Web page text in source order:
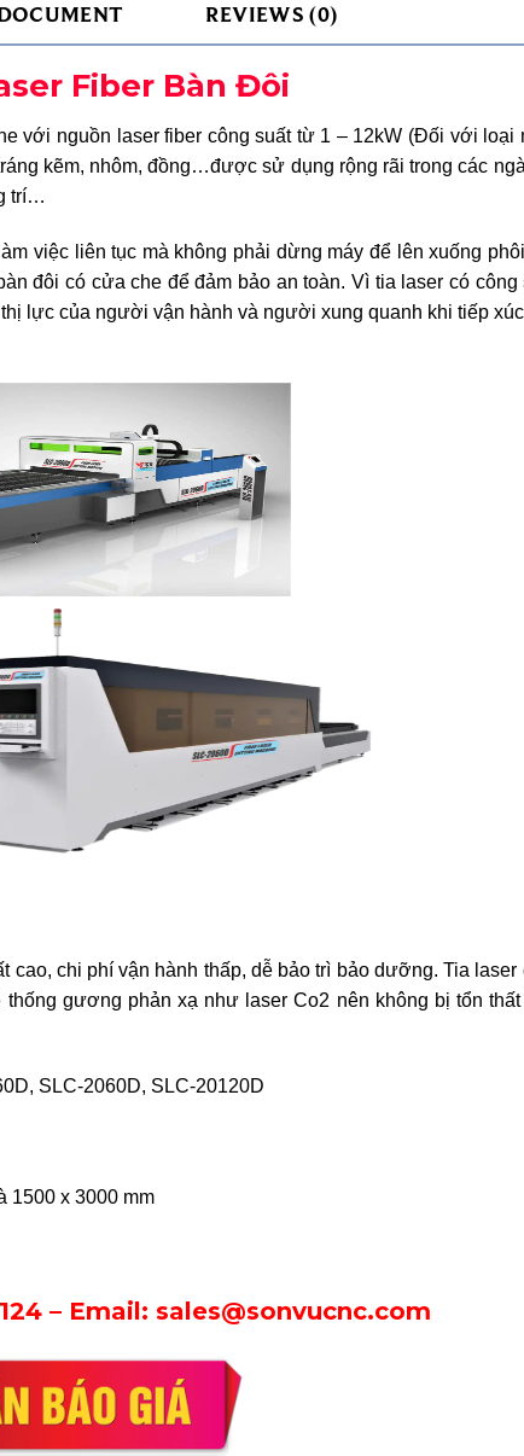
REVIEWS (0)
Fiber Bàn Đôi
với nguồn laser fiber công suất từ 1 – 12kW (Đối với loại
kẽm, nhôm, đồng…được sử dụng rộng rãi trong các
trí…
việc liên tục mà không phải dừng máy để lên xuống
đôi có cửa che để đảm bảo an toàn. Vì tia laser có
lực của người vận hành và người xung quanh khi tiếp
chi phí vận hành thấp, dễ bảo trì bảo dưỡng. Tia
gương phản xạ như laser Co2 nên không bị tổn
SLC-2060D, SLC-20120D
1500 x 3000 mm
– Email: sales@sonvucnc.com